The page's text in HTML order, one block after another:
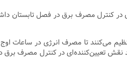
در کنترل مصرف برق در فصل تابستان
می‌کنند تا مصرف انرژی در ساعات
نقش تعیین‌کننده‌ای در کنترل مصرف